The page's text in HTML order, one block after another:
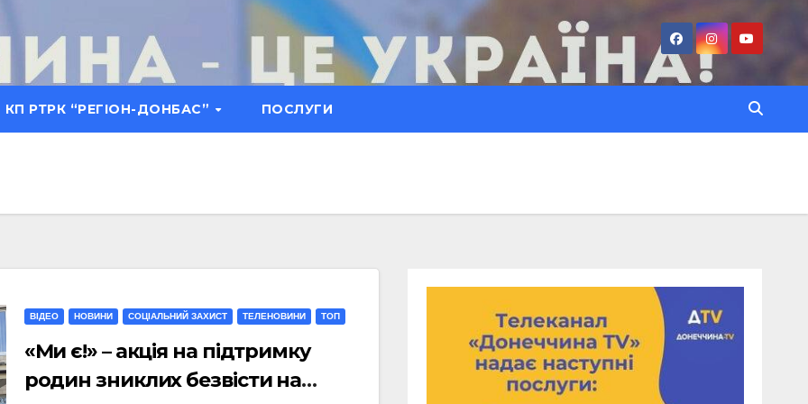
КП РТРК “РЕГІОН-ДОНБАС” ПОСЛУГИ
ВІДЕО НОВИНИ СОЦІАЛЬНИЙ ЗАХИСТ ТЕЛЕНОВИНИ ТОП
«Ми є!» – акція на підтримку
родин зниклих безвісти на